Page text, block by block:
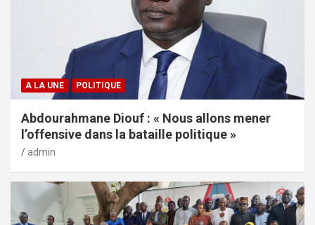
A LA UNE POLITIQUE
Abdourahmane Diouf : « Nous allons mener
l’offensive dans la bataille politique »
admin